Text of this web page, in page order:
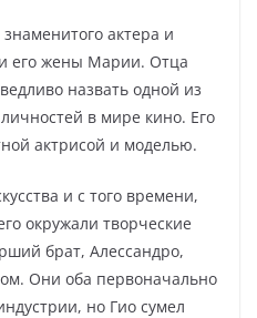
актера и
его жены Марии. Отца
назвать одной из
в мире кино. Его
актрисой и моделью.
и с того времени,
окружали творческие
брат, Алессандро,
Они оба первоначально
но Гио сумел